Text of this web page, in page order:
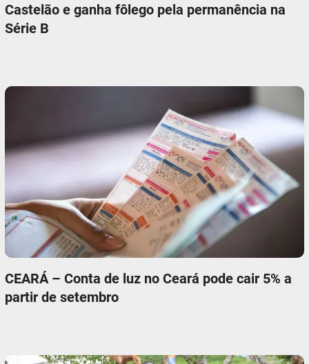
Castelão e ganha fôlego pela permanência na
Série B
CEARÁ – Conta de luz no Ceará pode cair 5% a
partir de setembro